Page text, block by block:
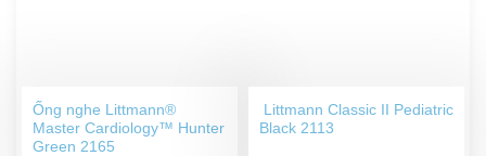
Ống nghe Littmann®
Master Cardiology™ Hunter
Green 2165
Littmann Classic II Pediatric
Black 2113